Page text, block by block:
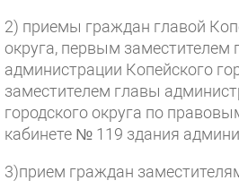
2) приемы граждан главой
округа, первым заместителем
администрации Копейского
заместителем главы
городского округа по
кабинете № 119 здания
3)прием граждан